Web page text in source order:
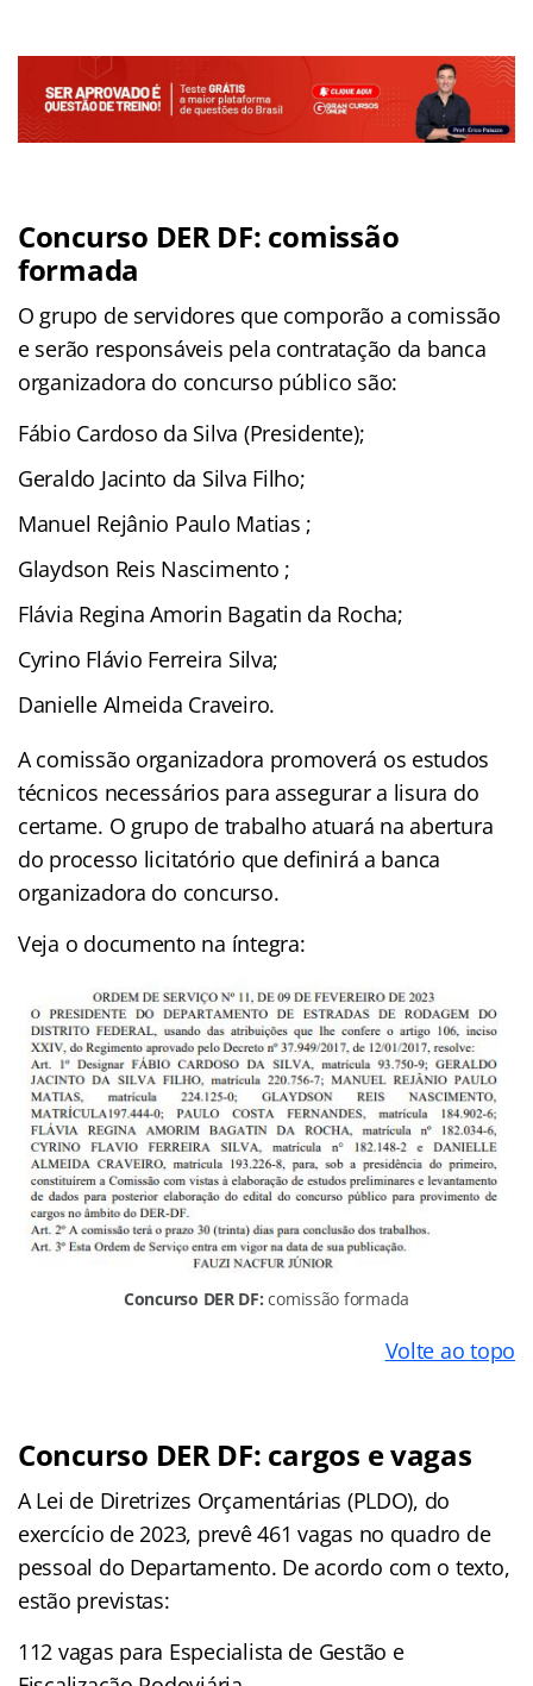
Concurso DER DF: comissão
formada
O grupo de servidores que comporão a comissão
e serão responsáveis pela contratação da banca
organizadora do concurso público são:
Fábio Cardoso da Silva (Presidente);
Geraldo Jacinto da Silva Filho;
Manuel Rejânio Paulo Matias ;
Glaydson Reis Nascimento ;
Flávia Regina Amorin Bagatin da Rocha;
Cyrino Flávio Ferreira Silva;
Danielle Almeida Craveiro.
A comissão organizadora promoverá os estudos
técnicos necessários para assegurar a lisura do
certame. O grupo de trabalho atuará na abertura
do processo licitatório que definirá a banca
organizadora do concurso.
Veja o documento na íntegra:
Concurso DER DF: comissão formada
Volte ao topo
Concurso DER DF: cargos e vagas
A Lei de Diretrizes Orçamentárias (PLDO), do
exercício de 2023, prevê 461 vagas no quadro de
pessoal do Departamento. De acordo com o texto,
estão previstas:
112 vagas para Especialista de Gestão e